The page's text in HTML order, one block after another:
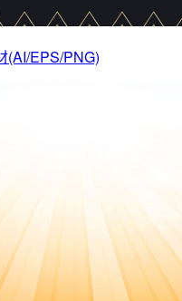
(AI/EPS/PNG)